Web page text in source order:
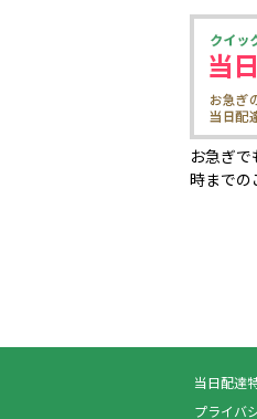
お急ぎで
時までの
当日配達
プライバ